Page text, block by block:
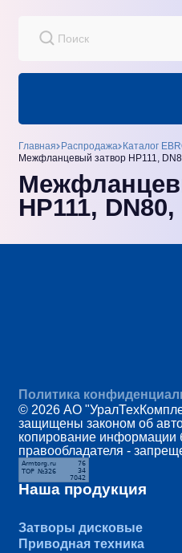
Главная Распродажа Каталог
Межфланцевый затвор HP111,
HP111,
Политика
© 2026 АО
защищены законом об
копирование информации
правообладателя -
Наша продукция
Затворы дисковые
Приводная техника